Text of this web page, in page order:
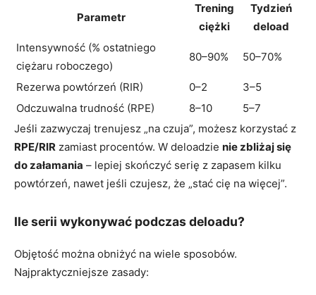
Parametr
Trening
ciężki
Tydzień
deload
Intensywność (% ostatniego
ciężaru roboczego)
80–90% 50–70%
Rezerwa powtórzeń (RIR) 0–2
3–5
Odczuwalna trudność (RPE)
8–10
5–7
Jeśli zazwyczaj trenujesz „na czuja”, możesz korzystać z
RPE/RIR zamiast procentów. W deloadzie nie zbliżaj się
do załamania – lepiej skończyć serię z zapasem kilku
powtórzeń, nawet jeśli czujesz, że „stać cię na więcej”.
Ile serii wykonywać podczas deloadu?
Objętość można obniżyć na wiele sposobów.
Najpraktyczniejsze zasady: